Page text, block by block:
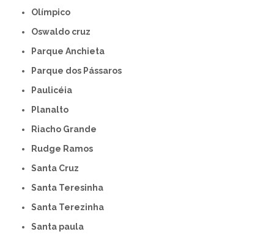
Olímpico
Oswaldo cruz
Parque Anchieta
Parque dos Pássaros
Paulicéia
Planalto
Riacho Grande
Rudge Ramos
Santa Cruz
Santa Teresinha
Santa Terezinha
Santa paula